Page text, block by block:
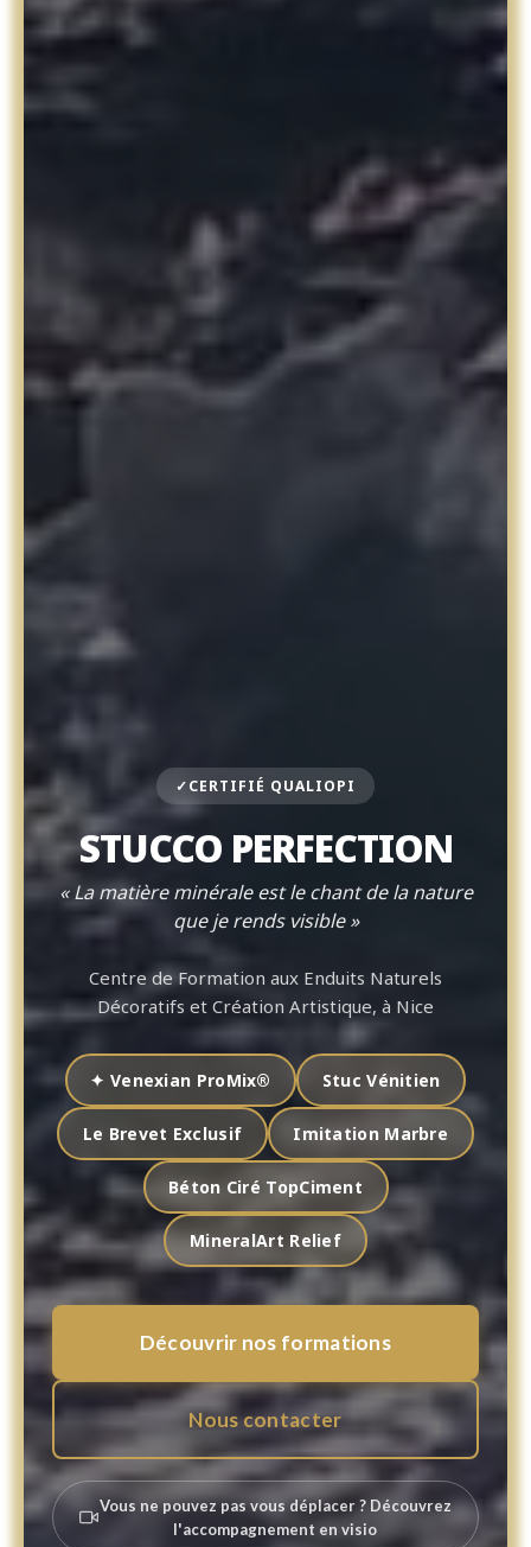
CERTIFIÉ QUALIOPI
STUCCO PERFECTION
« La matière minérale est le chant de la nature
que je rends visible »
Centre de Formation aux Enduits Naturels
Décoratifs et Création Artistique, à Nice
✦ Venexian ProMix® Stuc Vénitien
Le Brevet Exclusif Imitation Marbre
Béton Ciré TopCiment
MineralArt Relief
Découvrir nos formations
Nous contacter
Vous ne pouvez pas vous déplacer ? Découvrez
l'accompagnement en visio